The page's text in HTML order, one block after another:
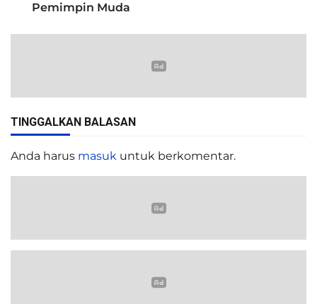
Pemimpin Muda
TINGGALKAN BALASAN
Anda harus masuk untuk berkomentar.